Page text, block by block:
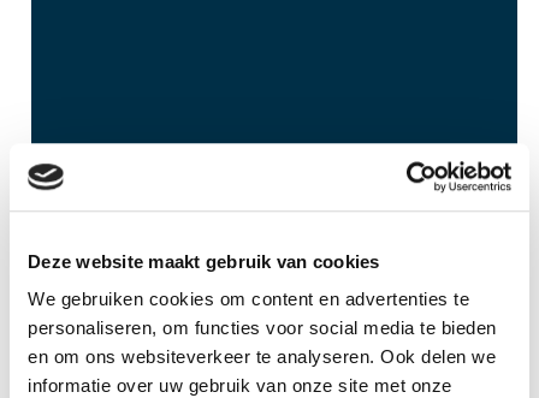
Deze website maakt gebruik van cookies
We gebruiken cookies om content en advertenties te
personaliseren, om functies voor social media te bieden
en om ons websiteverkeer te analyseren. Ook delen we
informatie over uw gebruik van onze site met onze
Utrecht
Volledige renovatie van 19e-eeuws pand aan de
Weerdsingel.